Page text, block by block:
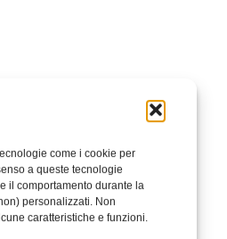
come i cookie per
a queste tecnologie
il comportamento durante la
personalizzati. Non
caratteristiche e funzioni.